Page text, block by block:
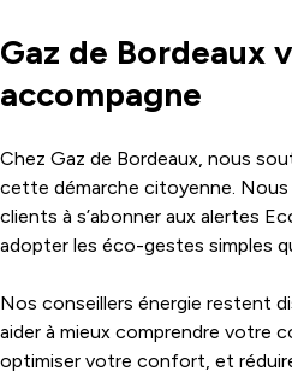
Gaz de Bordeaux
accompagne
Chez Gaz de Bordeaux, nous
cette démarche citoyenne.
clients à s’abonner aux alertes
adopter les éco-gestes simples
Nos conseillers énergie restent
aider à mieux comprendre votre
optimiser votre confort, et